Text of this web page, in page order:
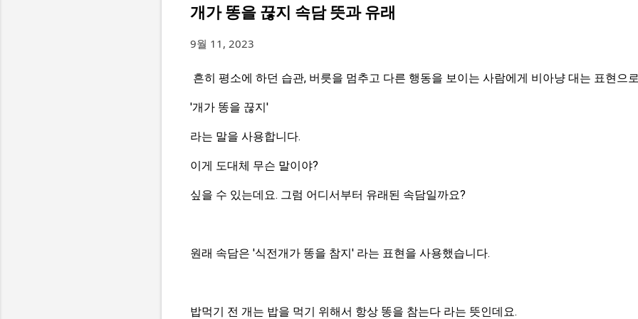
개가 똥을 끊지 속담 뜻과 유래
9월 11, 2023
흔히 평소에 하던 습관, 버릇을 멈추고 다른 행동을 보이는 사람에게 비아냥 대는 표현으
'개가 똥을 끊지'
라는 말을 사용합니다.
이게 도대체 무슨 말이야?
싶을 수 있는데요. 그럼 어디서부터 유래된 속담일까요?
원래 속담은 '식전개가 똥을 참지' 라는 표현을 사용했습니다.
밥먹기 전 개는 밥을 먹기 위해서 항상 똥을 참는다 라는 뜻인데요.